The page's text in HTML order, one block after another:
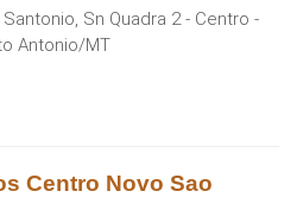
Sn Quadra 2 - Centro -
Antonio/MT
Centro Novo Sao